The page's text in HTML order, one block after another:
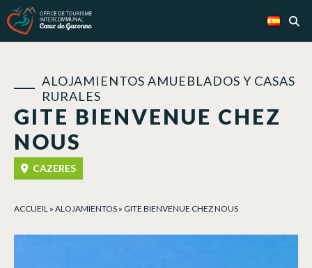
GITE BIENVENUE CHEZ
NOUS
ALOJAMIENTOS AMUEBLADOS Y CASAS
RURALES
CAZERES
ACCUEIL » ALOJAMIENTOS » GITE BIENVENUE CHEZ NOUS
Panel de gestión de cookies